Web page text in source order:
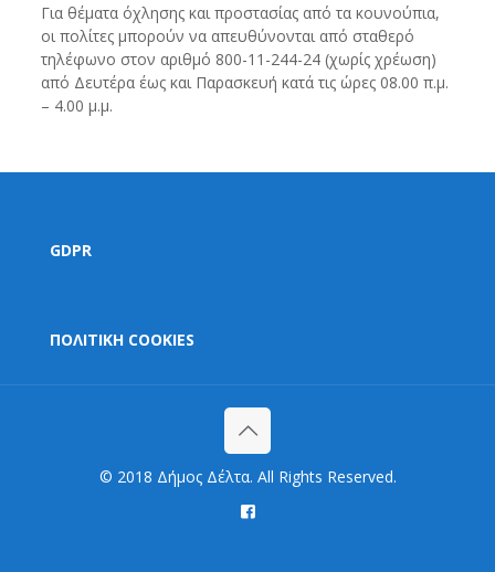
Για θέματα όχλησης και προστασίας από τα κουνούπια,
οι πολίτες μπορούν να απευθύνονται από σταθερό
τηλέφωνο στον αριθμό 800-11-244-24 (χωρίς χρέωση)
από Δευτέρα έως και Παρασκευή κατά τις ώρες 08.00 π.μ.
– 4.00 μ.μ.
GDPR
ΠΟΛΙΤΙΚΗ COOKIES
© 2018 Δήμος Δέλτα. All Rights Reserved.